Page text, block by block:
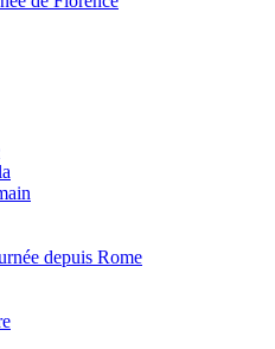
depuis Rome